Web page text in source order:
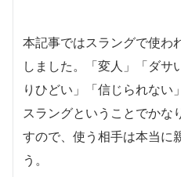
本記事ではスラングで使
しました。「変人」「ダサ
りひどい」「信じられない
スラングということでかな
すので、使う相手は本当に
う。